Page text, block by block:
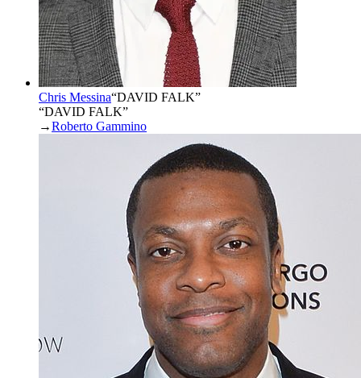
Chris Messina“DAVID FALK”
“DAVID FALK”
→Roberto Gammino